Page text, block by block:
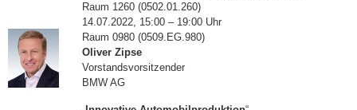
Raum 1260 (0502.01.260)
14.07.2022, 15:00 – 19:00 Uhr
Raum 0980 (0509.EG.980)
Oliver Zipse
Vorstandsvorsitzender
BMW AG